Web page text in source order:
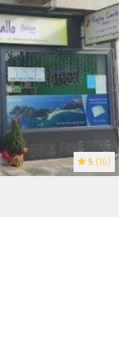
5 (16)